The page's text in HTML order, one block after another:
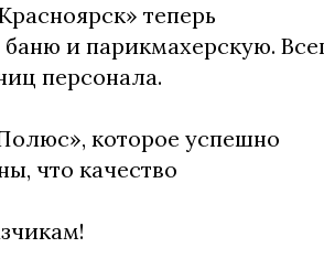
теперь
баню и парикмахерскую.
персонала.
которое успешно
что качество
расти.